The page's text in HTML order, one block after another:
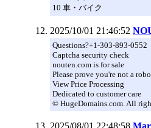
10 車・バイク
2025/10/01 21:46:52
Questions?+1-303-893-0552
Captcha security check
nouten.com is for sale
Please prove you're not a
View Price Processing
Dedicated to customer care
© HugeDomains.com. All
2025/08/01 22:48:58